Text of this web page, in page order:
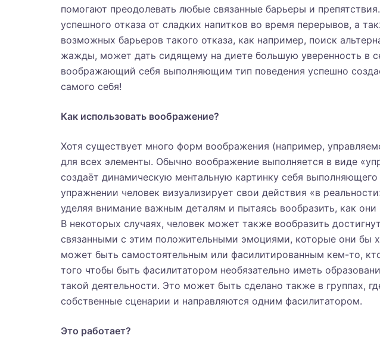
помогают преодолевать любые связанные барьеры и
успешного отказа от сладких напитков во время перерывов, а
возможных барьеров такого отказа, как например, поиск
жажды, может дать сидящему на диете большую уверенность в
воображающий себя выполняющим тип поведения успешно
самого себя!
Как использовать воображение?
Хотя существует много форм воображения (например,
для всех элементы. Обычно воображение выполняется в виде
создаёт динамическую ментальную картинку себя
упражнении человек визуализирует свои действия «в
уделяя внимание важным деталям и пытаясь вообразить, как
В некоторых случаях, человек может также вообразить
связанными с этим положительными эмоциями, которые они бы
может быть самостоятельным или фасилитированным кем-то,
того чтобы быть фасилитатором необязательно иметь
такой деятельности. Это может быть сделано также в группах,
собственные сценарии и направляются одним фасилитатором.
Это работает?